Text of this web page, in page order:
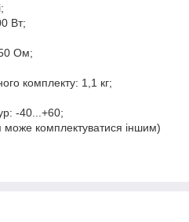
Вт;
Ом;
комплекту: 1,1 кг;
-40...+60;
комплектуватися іншим)